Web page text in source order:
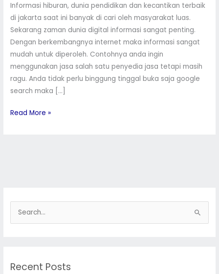
Informasi hiburan, dunia pendidikan dan kecantikan terbaik
di jakarta saat ini banyak di cari oleh masyarakat luas.
Sekarang zaman dunia digital informasi sangat penting.
Dengan berkembangnya internet maka informasi sangat
mudah untuk diperoleh. Contohnya anda ingin
menggunakan jasa salah satu penyedia jasa tetapi masih
ragu. Anda tidak perlu binggung tinggal buka saja google
search maka […]
Terbaik
di
Jakarta
Read More »
e
c
Recent Posts